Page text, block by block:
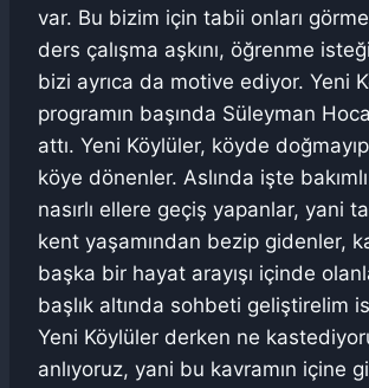
var. Bu bizim için tabii onları
ders çalışma aşkını, öğrenme
bizi ayrıca da motive ediyor. Yeni
programın başında Süleyman
attı. Yeni Köylüler, köyde
köye dönenler. Aslında işte
nasırlı ellere geçiş yapanlar, yani
kent yaşamından bezip gidenler,
başka bir hayat arayışı içinde
başlık altında sohbeti geliştirelim
Yeni Köylüler derken ne
anlıyoruz, yani bu kavramın içine